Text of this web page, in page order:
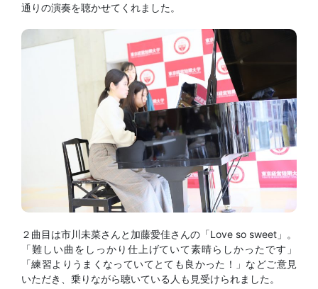
通りの演奏を聴かせてくれました。
２曲目は市川未菜さんと加藤愛佳さんの「Love so sweet」。
「難しい曲をしっかり仕上げていて素晴らしかったです」
「練習よりうまくなっていてとても良かった！」などご意見
いただき、乗りながら聴いている人も見受けられました。